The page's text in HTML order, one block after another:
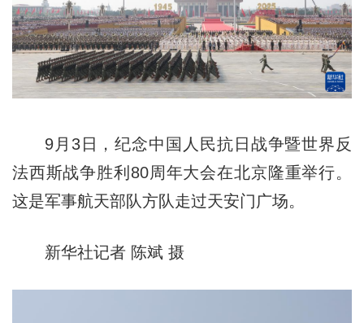
9月3日，纪念中国人民抗日战争暨世界反
法西斯战争胜利80周年大会在北京隆重举行。
这是军事航天部队方队走过天安门广场。
新华社记者 陈斌 摄